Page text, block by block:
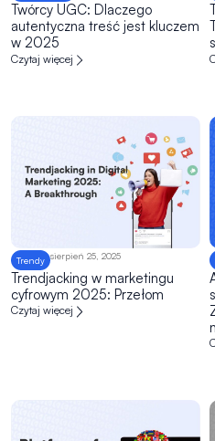
Twórcy UGC: Dlaczego
autentyczna treść jest kluczem
w 2025
Czytaj więcej
Trendy sierpień 25, 2025
Trendjacking w marketingu
cyfrowym 2025: Przełom
Czytaj więcej